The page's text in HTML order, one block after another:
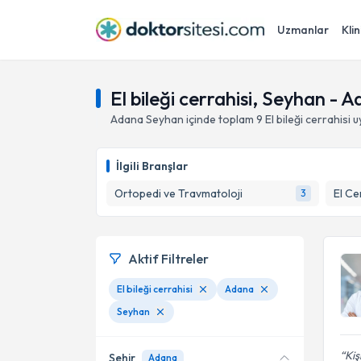
Uzmanlar
El bileği cerrahisi, Seyhan -
Adana Seyhan içinde toplam 9 El bileği cerrahisi
İlgili Branşlar
Ortopedi ve Travmatoloji
3 El
Aktif Filtreler
El bileği cerrahisi
Adana
Seyhan
Şehir Adana